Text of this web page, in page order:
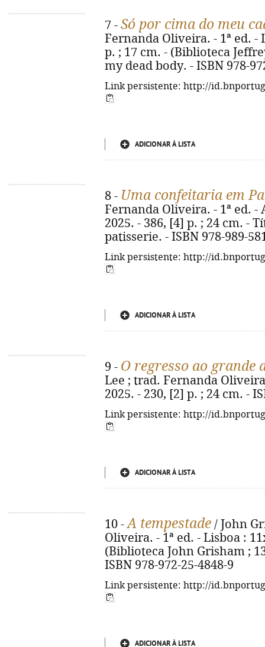
7 - Só por cima do meu
Fernanda Oliveira. - 1ª ed. -
p. ; 17 cm. - (Biblioteca
my dead body. - ISBN 978-
Link persistente: http://
ADICIONAR À LISTA
8 - Uma confeitaria em
Fernanda Oliveira. - 1ª ed. -
2025. - 386, [4] p. ; 24 cm. -
patisserie. - ISBN 978-989-
Link persistente: http://
ADICIONAR À LISTA
9 - O regresso ao grande
Lee ; trad. Fernanda
2025. - 230, [2] p. ; 24 cm. -
Link persistente: http://
ADICIONAR À LISTA
10 -A tempestade / John
Oliveira. - 1ª ed. - Lisboa :
(Biblioteca John Grisham ;
ISBN 978-972-25-4848-9
Link persistente: http://
ADICIONAR À LISTA